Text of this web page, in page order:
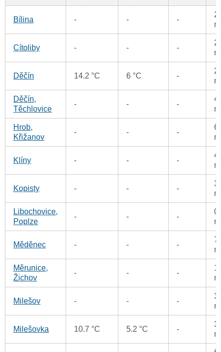
Bílina - - -
Cítoliby - - -
Děčín 14.2 °C 6 °C -
Děčín,
Těchlovice
- - -
Hrob,
Křižanov
- - -
Klíny - - -
Kopisty - - -
Libochovice,
Poplze
- - -
Měděnec - - -
Měrunice,
Žichov
- - -
Milešov - - -
Milešovka 10.7 °C 5.2 °C -